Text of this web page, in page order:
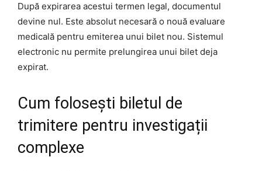
După expirarea acestui termen legal, documentul
devine nul. Este absolut necesară o nouă evaluare
medicală pentru emiterea unui bilet nou. Sistemul
electronic nu permite prelungirea unui bilet deja
expirat.
Cum folosești biletul de
trimitere pentru investigații
complexe